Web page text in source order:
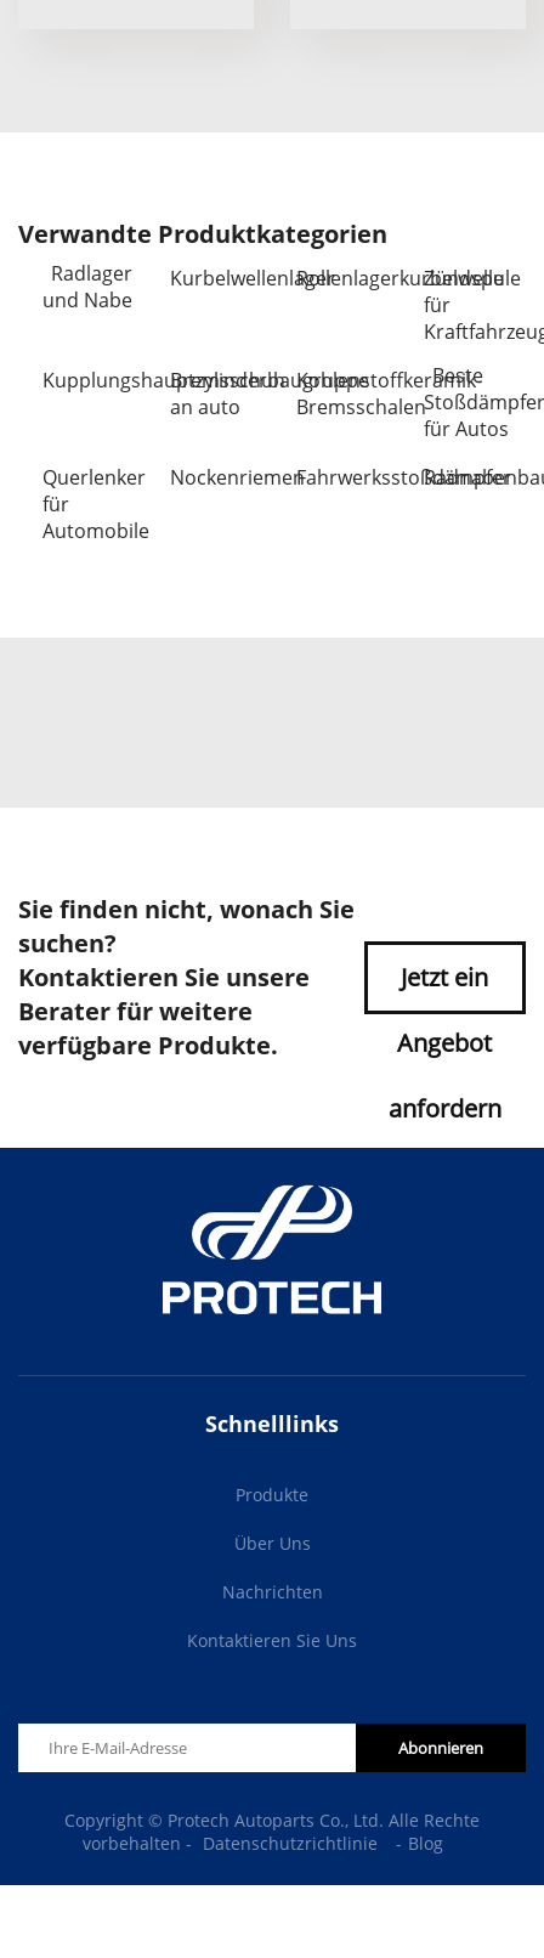
Verwandte Produktkategorien
Radlager
und Nabe
KurbelwellenlagerRollenlagerkurbelwelle
Zündspule
für
Kupplungshauptzylinderbaugruppe
Bremsschuh
an auto
Kohlenstoffkeramik-
Bremsschalen
Beste
Stoßdämpfer
für Autos
Querlenker
für
Automobile
NockenriemenFahrwerksstoßdämpfer
Sie finden nicht, wonach Sie
suchen?
Kontaktieren Sie unsere
Berater für weitere
verfügbare Produkte.
Jetzt ein
Angebot
anfordern
Schnelllinks
Produkte
Über Uns
Nachrichten
Kontaktieren Sie Uns
Abonnieren
Copyright © Protech Autoparts Co., Ltd. Alle Rechte
vorbehalten - Datenschutzrichtlinie - Blog